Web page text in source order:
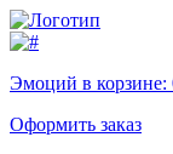
Эмоций в корзине:
Оформить заказ